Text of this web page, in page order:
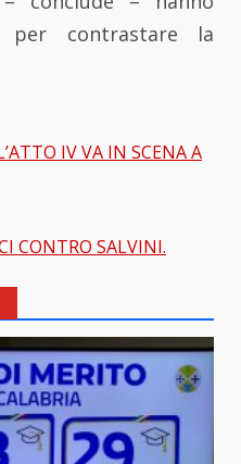
contrastare la
IV VA IN SCENA A
CONTRO SALVINI.